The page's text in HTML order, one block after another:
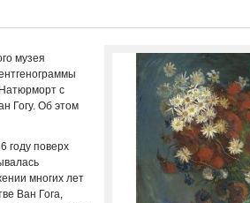
музея
с
Гогу. Об этом
году поверх
многих лет
Ван Гога,